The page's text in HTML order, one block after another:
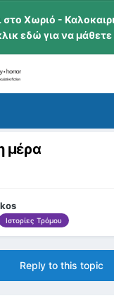
στο Χωριό -
εδώ για να μάθετε
μέρα
Ιστορίες Τρόμου
Reply to this topic